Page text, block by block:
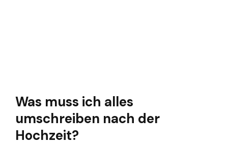
Was muss ich alles
umschreiben nach der
Hochzeit?